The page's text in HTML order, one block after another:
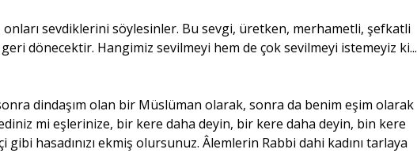
sevdiklerini söylesinler. Bu sevgi, üretken, merhametli, şefkatli
dönecektir. Hangimiz sevilmeyi hem de çok sevilmeyi istemeyiz ki...
dindaşım olan bir Müslüman olarak, sonra da benim eşim olarak
mi eşlerinize, bir kere daha deyin, bir kere daha deyin, bin kere
hasadınızı ekmiş olursunuz. Âlemlerin Rabbi dahi kadını tarlaya